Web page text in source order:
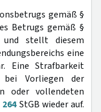
gemäß §
Betrugs gemäß §
stellt diesem
eine
Eine Strafbarkeit
Vorliegen der
oder vollendeten
264StGB wieder auf.